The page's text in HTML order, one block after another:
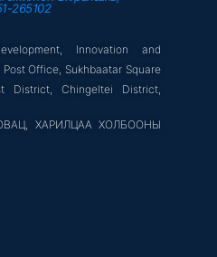
265102
Innovation and
Office, Sukhbaatar Square
District, Chingeltei District,
ХАРИЛЦАА ХОЛБООНЫ